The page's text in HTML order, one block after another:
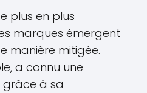
plus en plus
marques émergent
manière mitigée.
a connu une
grâce à sa